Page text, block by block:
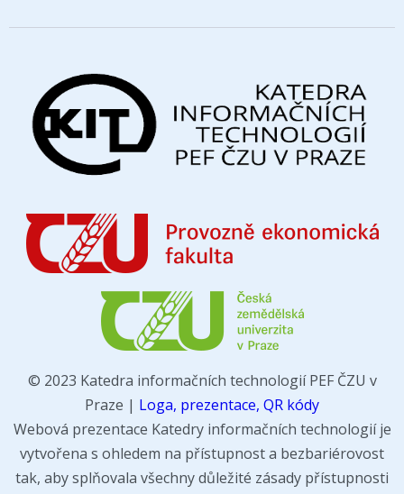
© 2023 Katedra informačních technologií PEF ČZU v
Praze | Loga, prezentace, QR kódy
Webová prezentace Katedry informačních technologií je
vytvořena s ohledem na přístupnost a bezbariérovost
tak, aby splňovala všechny důležité zásady přístupnosti